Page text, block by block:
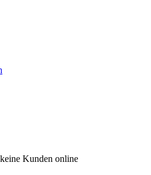
Kunden online